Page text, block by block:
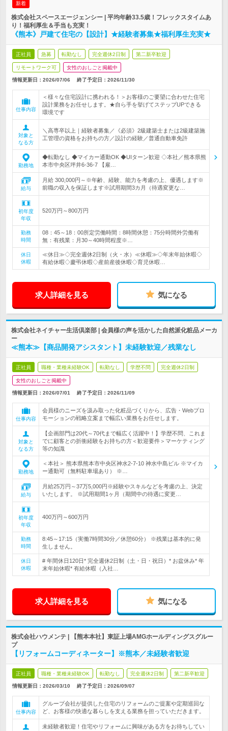
新着
株式会社スペースエージェンシー | 平均年齢33.5歳！フレックスタイムあ
り！福利厚生＆手当も充実！
《熊本》戸建て住宅の【設計】★経験者募集★福利厚生充実★
正社員 急募 転勤なし 完全週休2日制 第二新卒歓迎
リモートワーク可 女性のおしごと掲載中
情報更新日：2026/07/06 終了予定日： 2026/11/30
仕事内容
＜様々な住宅設計に携われる！＞お客様のご要望に合わせた住宅
設計業務をお任せします。★自ら手を挙げてステップUPできる
環境です
対象と
なる方
＼高専卒以上｜経験者募集／《必須》2級建築士または2級建築施
工管理の資格をお持ちの方／設計の経験／普通自動車免許
勤務地
◆転勤なし ◆マイカー通勤OK ◆UIターン歓迎 ◇本社／熊本県熊
本市中央区坪井6-36-7 【雇…
給与
月給 300,000円～※年齢、経験、能力を考慮の上、優遇します※
前職の収入を保証します※試用期間3カ月（待遇変更な…
初年度
年収
520万円～800万円
勤務
時間
08：45～18：00所定労働時間：8時間休憩：75分時間外労働有
無：有残業：月30～40時間程度※…
休日
休暇
≪休日≫◇完全週休2日制（火・水）≪休暇≫◇年末年始休暇◇
有給休暇◇慶弔休暇◇産前産後休暇◇育児休暇…
求人詳細を見る 気になる
株式会社ネイチャー生活倶楽部 | 会員様の声を活かした自然派化粧品メーカ
ー
≪熊本≫【商品開発アシスタント】未経験歓迎／残業なし
正社員 職種・業種未経験OK 転勤なし 学歴不問 完全週休2日制
女性のおしごと掲載中
情報更新日：2026/07/01 終了予定日： 2026/11/09
仕事内容
会員様のニーズを汲み取った化粧品づくりから、広告・Webプロ
モーションの戦略立案まで幅広い業務をお任せします。
対象と
なる方
【企画部門は20代～70代まで幅広く活躍中！】学歴不問、これま
でに顧客との折衝経験をお持ちの方＜歓迎要件＞マーケティング
等の知識
勤務地
＜本社＞ 熊本県熊本市中央区神水2-7-10 神水中島ビル ※マイカ
ー通勤可（無料駐車場あり） ※…
給与
月給25万円～37万5,000円※経験やスキルなどを考慮の上、決定
いたします。 ※試用期間1ヶ月（期間中の待遇に変更…
初年度
年収
400万円～600万円
勤務
時間
8:45～17:15（実働7時間30分／休憩60分） ※残業は基本的に発
生しません。
休日
休暇
# 年間休日120日* 完全週休2日制（土・日・祝日）* お盆休み* 年
末年始休暇* 有給休暇（入社…
求人詳細を見る 気になる
株式会社ハウメンテ | 【熊本本社】東証上場AMGホールディングスグルー
プ
【リフォームコーディネーター】※熊本／未経験者歓迎
正社員 職種・業種未経験OK 転勤なし 完全週休2日制 第二新卒歓迎
情報更新日：2026/03/10 終了予定日： 2026/09/07
仕事内容
グループ会社が提供した住宅のリフォームのご提案や定期巡回な
ど、お客様の快適な暮らしを支える業務を担っていただきます。
未経験者歓迎！住宅やリフォームに興味がある方をお待ちしてい